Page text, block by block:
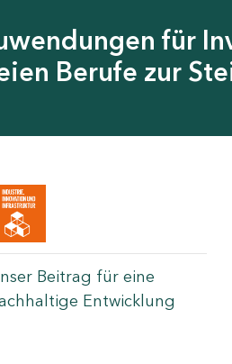
für
Berufe zur
Beitrag für eine
Entwicklung